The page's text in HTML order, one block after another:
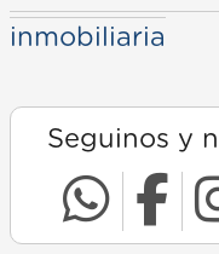
inmobiliaria
Seguinos y